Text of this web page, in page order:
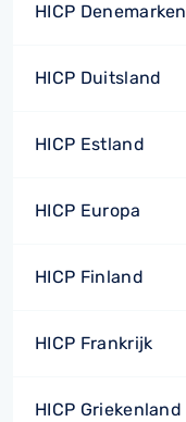
HICP Denemarken
HICP Duitsland
HICP Estland
HICP Europa
HICP Finland
HICP Frankrijk
HICP Griekenland